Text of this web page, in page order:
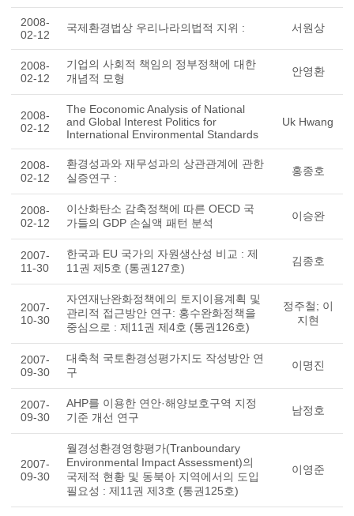
2008-
02-12
국제환경법상 우리나라의법적 지위 : 서원상
2008-
02-12
기업의 사회적 책임의 정부정책에 대한
개념적 모형
안영환
2008-
02-12
The Eoconomic Analysis of National
and Global Interest Politics for
International Environmental Standards
Uk Hwang
2008-
02-12
환경성과와 재무성과의 상관관계에 관한
실증연구 :
홍종호
2008-
02-12
이산화탄소 감축정책에 따른 OECD 국
가들의 GDP 손실액 패턴 분석
이승완
2007-
11-30
한국과 EU 국가의 자원생산성 비교 : 제
11권 제5호 (통권127호)
김종호
2007-
10-30
자연재난완화정책에의 토지이용계획 및
관리적 접근방안 연구: 홍수완화정책을
중심으로 : 제11권 제4호 (통권126호)
정주철; 이
지현
2007-
09-30
대축척 국토환경성평가지도 작성방안 연
구
이명진
2007-
09-30
AHP를 이용한 연안·해양보호구역 지정
기준 개선 연구
남정호
2007-
09-30
월경성환경영향평가(Tranboundary
Environmental Impact Assessment)의
국제적 현황 및 동북아 지역에서의 도입
필요성 : 제11권 제3호 (통권125호)
이영준